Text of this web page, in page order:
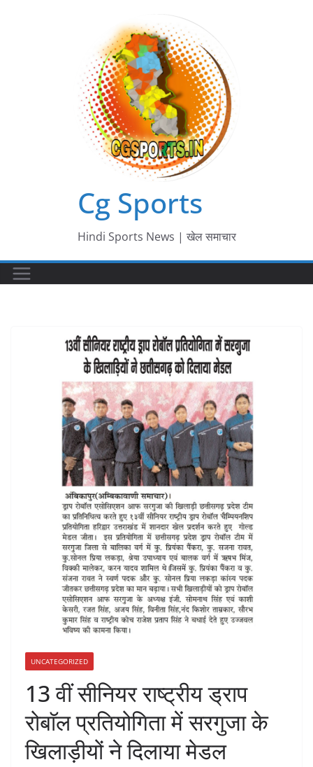
Cg Sports
Hindi Sports News | खेल समाचार
UNCATEGORIZED
13 वीं सीनियर राष्ट्रीय ड्राप
रोबाॅल प्रतियोगिता में सरगुजा के
खिलाड़ीयों ने दिलाया मेडल